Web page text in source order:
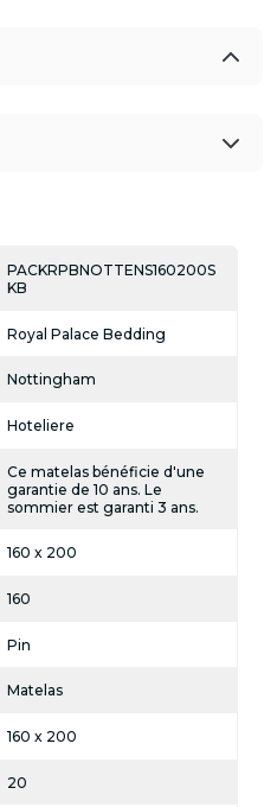
PACKRPBNOTTENS160200S
KB
Royal Palace Bedding
Nottingham
Hoteliere
Ce matelas bénéficie d'une
garantie de 10 ans. Le
sommier est garanti 3 ans.
160 x 200
160
Pin
Matelas
160 x 200
20